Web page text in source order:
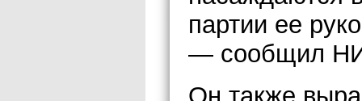
партии ее
— сообщил